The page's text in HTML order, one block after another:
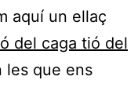
aquí un ellaç
del caga tió del
les que ens